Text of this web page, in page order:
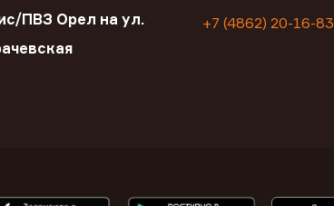
ПВЗ Орел на ул.
+7 (4862) 20-16-83